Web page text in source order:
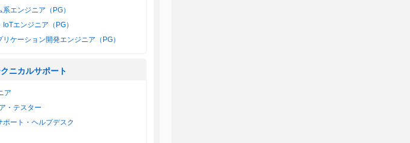
エンジニア（PG）
エンジニア（PG）
リケーション開発エンジニア（PG）
ニカルサポート
ア
・テスター
ポート・ヘルプデスク